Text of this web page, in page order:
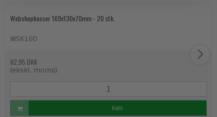
Webshopkasser 169x130x70mm - 20 stk.
WSK160
62,95 DKK
(ekskl. moms)
Køb